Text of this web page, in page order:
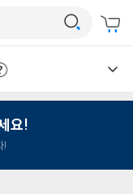
요!
!